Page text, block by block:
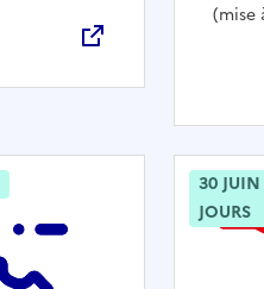
(mise
30 JUIN
JOURS